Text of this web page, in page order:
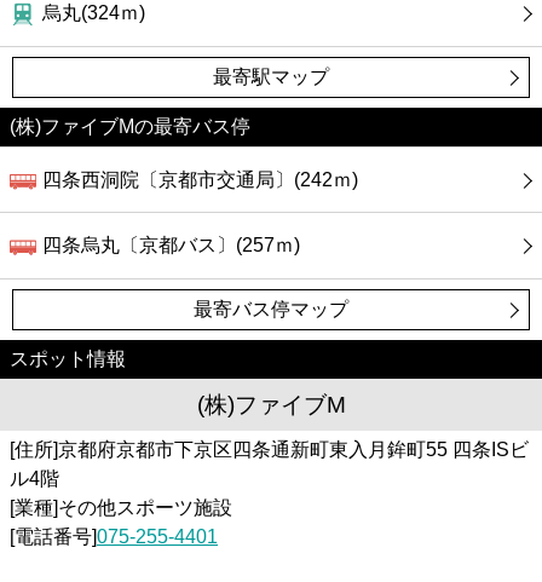
烏丸(324ｍ)
最寄駅マップ
(株)ファイブMの最寄バス停
四条西洞院〔京都市交通局〕(242ｍ)
四条烏丸〔京都バス〕(257ｍ)
最寄バス停マップ
スポット情報
(株)ファイブM
[住所]京都府京都市下京区四条通新町東入月鉾町55 四条ISビ
ル4階
[業種]その他スポーツ施設
[電話番号]075-255-4401